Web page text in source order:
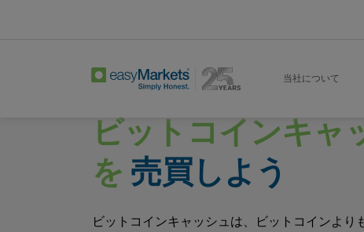
当社について
ビットコインキャ
を 売買しよう
ビットコインキャッシュは、ビットコインより